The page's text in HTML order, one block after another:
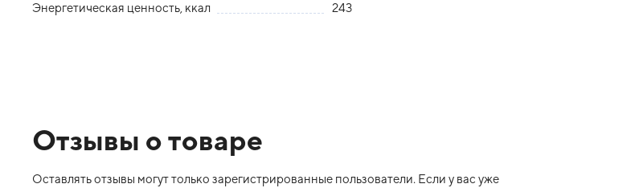
Энергетическая ценность, ккал
243
Отзывы о товаре
Оставлять отзывы могут только зарегистрированные пользователи. Если у вас уже